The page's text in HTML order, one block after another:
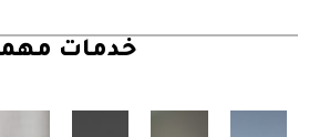
خدمات